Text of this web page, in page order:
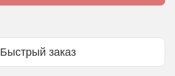
Быстрый заказ